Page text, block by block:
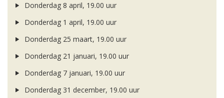
Donderdag 8 april, 19.00 uur
Donderdag 1 april, 19.00 uur
Donderdag 25 maart, 19.00 uur
Donderdag 21 januari, 19.00 uur
Donderdag 7 januari, 19.00 uur
Donderdag 31 december, 19.00 uur